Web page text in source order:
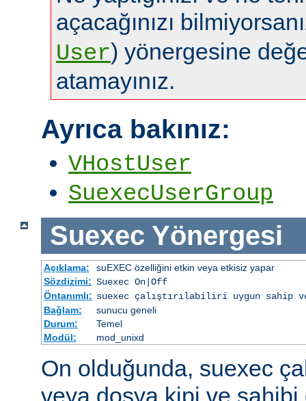
açacağınızı
User) yönergesine
atamayınız.
Ayrıca bakınız:
VHostUser
SuexecUserGroup
Suexec Yönergesi
Açıklama:
suEXEC özelliğini etkin veya etkisiz yapar
Sözdizimi: Suexec On|Off
Öntanımlı: suexec çalıştırılabiliri uygun sahip
Bağlam:
sunucu geneli
Durum:
Temel
Modül:
mod_unixd
On olduğunda, suexec
veya dosya kipi ve